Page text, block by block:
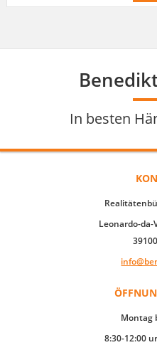
In besten
Leonardo-da-
Montag
8:30-12:00